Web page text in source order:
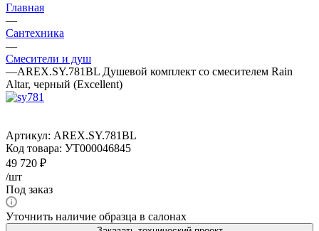
Главная
—
Сантехника
—
Смесители и душ
—AREX.SY.781BL Душевой комплект со смесителем Rain
Altar, черный (Excellent)
Артикул: AREX.SY.781BL
Код товара: УТ000046845
49 720 ₽
/шт
Под заказ
Уточнить наличие образца в салонах